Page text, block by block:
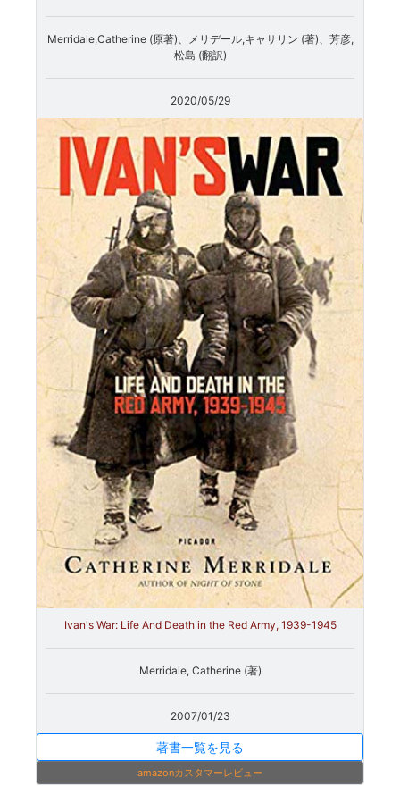
Merridale,Catherine (原著)、メリデール,キャサリン (著)、芳彦,
松島 (翻訳)
2020/05/29
Ivan's War: Life And Death in the Red Army, 1939-1945
Merridale, Catherine (著)
2007/01/23
著書一覧を見る
amazonカスタマーレビュー